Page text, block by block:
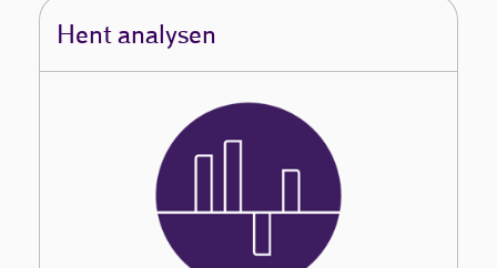
Hent analysen